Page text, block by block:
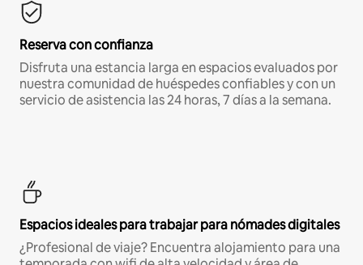
Reserva con confianza
Disfruta una estancia larga en espacios evaluados por
nuestra comunidad de huéspedes confiables y con un
servicio de asistencia las 24 horas, 7 días a la semana.
Espacios ideales para trabajar para nómades digitales
¿Profesional de viaje? Encuentra alojamiento para una